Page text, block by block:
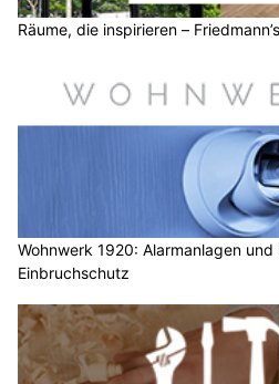
Räume, die inspirieren –
Wohnwerk 1920: Alarmanlagen
Einbruchschutz